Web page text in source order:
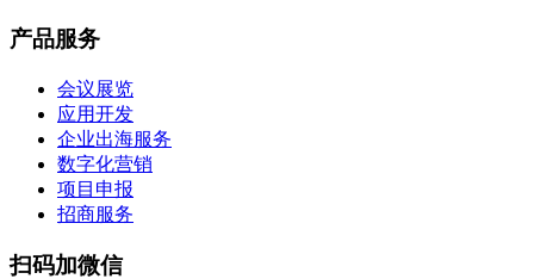
产品服务
会议展览
应用开发
企业出海服务
数字化营销
项目申报
招商服务
扫码加微信